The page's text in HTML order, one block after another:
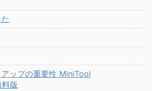
ップの重要性 MiniTool
版